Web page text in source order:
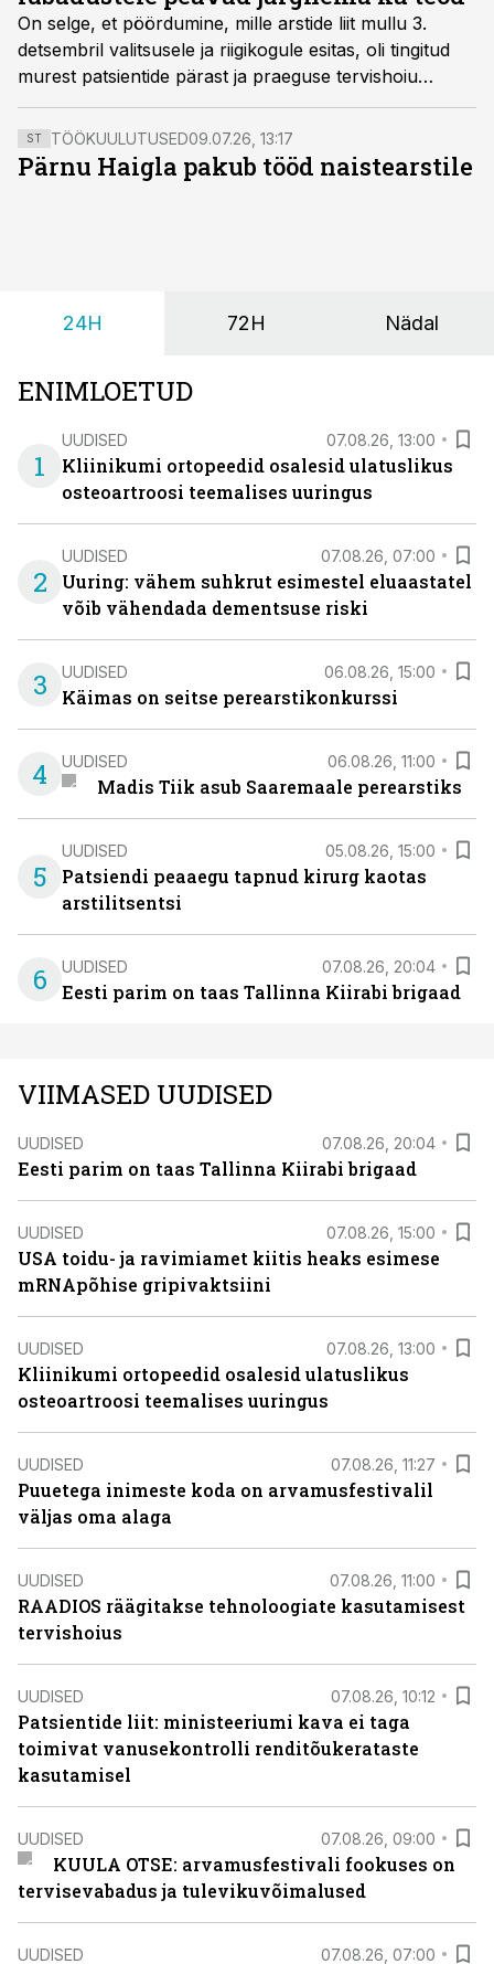
On selge, et pöördumine, mille arstide liit mullu 3.
detsembril valitsusele ja riigikogule esitas, oli tingitud
murest patsientide pärast ja praeguse tervishoiu
rahastamise skeemi jätkusuutmatusest, ütleb riigikogu
sotsiaalkomisjoni juht Helmen Kütt.
ST TÖÖKUULUTUSED09.07.26, 13:17
Pärnu Haigla pakub tööd naistearstile
24H 72H Nädal
ENIMLOETUD
1
UUDISED 07.08.26, 13:00
Kliinikumi ortopeedid osalesid ulatuslikus
osteoartroosi teemalises uuringus
2
UUDISED 07.08.26, 07:00
Uuring: vähem suhkrut esimestel eluaastatel
võib vähendada dementsuse riski
3 UUDISED 06.08.26, 15:00
Käimas on seitse perearstikonkurssi
4 UUDISED 06.08.26, 11:00
Madis Tiik asub Saaremaale perearstiks
5
UUDISED 05.08.26, 15:00
Patsiendi peaaegu tapnud kirurg kaotas
arstilitsentsi
6 UUDISED 07.08.26, 20:04
Eesti parim on taas Tallinna Kiirabi brigaad
VIIMASED UUDISED
UUDISED 07.08.26, 20:04
Eesti parim on taas Tallinna Kiirabi brigaad
UUDISED 07.08.26, 15:00
USA toidu- ja ravimiamet kiitis heaks esimese
mRNApõhise gripivaktsiini
UUDISED 07.08.26, 13:00
Kliinikumi ortopeedid osalesid ulatuslikus
osteoartroosi teemalises uuringus
UUDISED 07.08.26, 11:27
Puuetega inimeste koda on arvamusfestivalil
väljas oma alaga
UUDISED 07.08.26, 11:00
RAADIOS räägitakse tehnoloogiate kasutamisest
tervishoius
UUDISED 07.08.26, 10:12
Patsientide liit: ministeeriumi kava ei taga
toimivat vanusekontrolli renditõukerataste
kasutamisel
UUDISED 07.08.26, 09:00
KUULA OTSE: arvamusfestivali fookuses on
tervisevabadus ja tulevikuvõimalused
UUDISED 07.08.26, 07:00